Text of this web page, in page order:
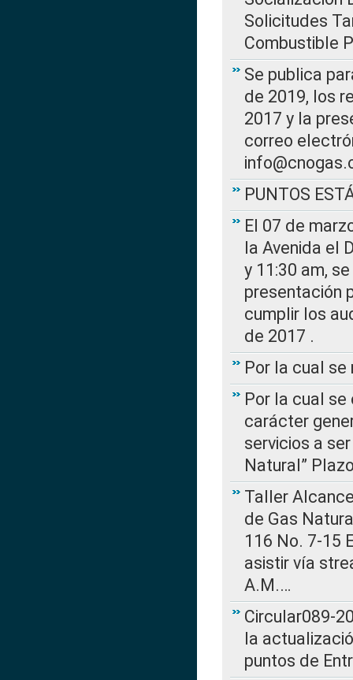
Solicitudes
Combustible
Se publica
de 2019, los
2017 y la
correo
PUNTOS
El 07 de
la Avenida el
y 11:30 am,
presentación
cumplir los
de 2017 .
Por la cual se
Por la cual
carácter
servicios a
Natural”
Taller
de Gas
116 No. 7-15
asistir vía
A.M.…
Circular089-
la
puntos de